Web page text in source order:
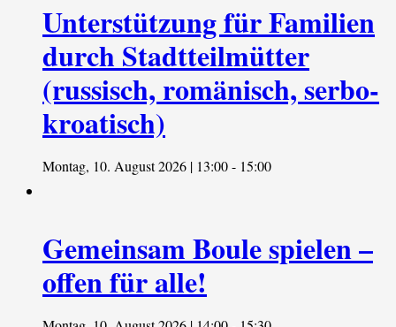
Unterstützung für Familien
durch Stadtteilmütter
(russisch, romänisch, serbo-
kroatisch)
Montag, 10. August 2026 | 13:00- 15:00
Gemeinsam Boule spielen –
offen für alle!